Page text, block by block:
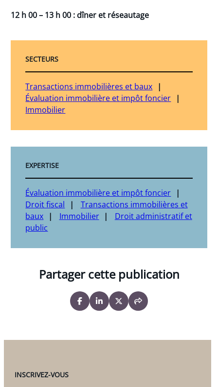
12 h 00 – 13 h 00 : dîner et réseautage
SECTEURS
Transactions immobilières et baux
Évaluation immobilière et impôt foncier
Immobilier
EXPERTISE
Évaluation immobilière et impôt foncier
Droit fiscal
Transactions immobilières et
baux
Immobilier
Droit administratif et
public
Partager cette publication
INSCRIVEZ-VOUS